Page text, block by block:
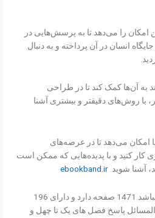
امکان را می‌دهد تا به پرسش‌هایی در
انسان در آن پرداخته و به دنبال
به آن‌ها کمک کند تا در طراحی
با روش‌های دقیقتر و بیشتری آشنا
امکان می‌دهد تا در عرصه‌های
کار کنید و با پدیده‌هایی که ممکن است
آشنا شوید. ebookband.ir
این حل المسائل ویرایش پنجم میباشد 1471 صفحه دارد و دارای 196
پاسخ فصل های یک تا چهل و